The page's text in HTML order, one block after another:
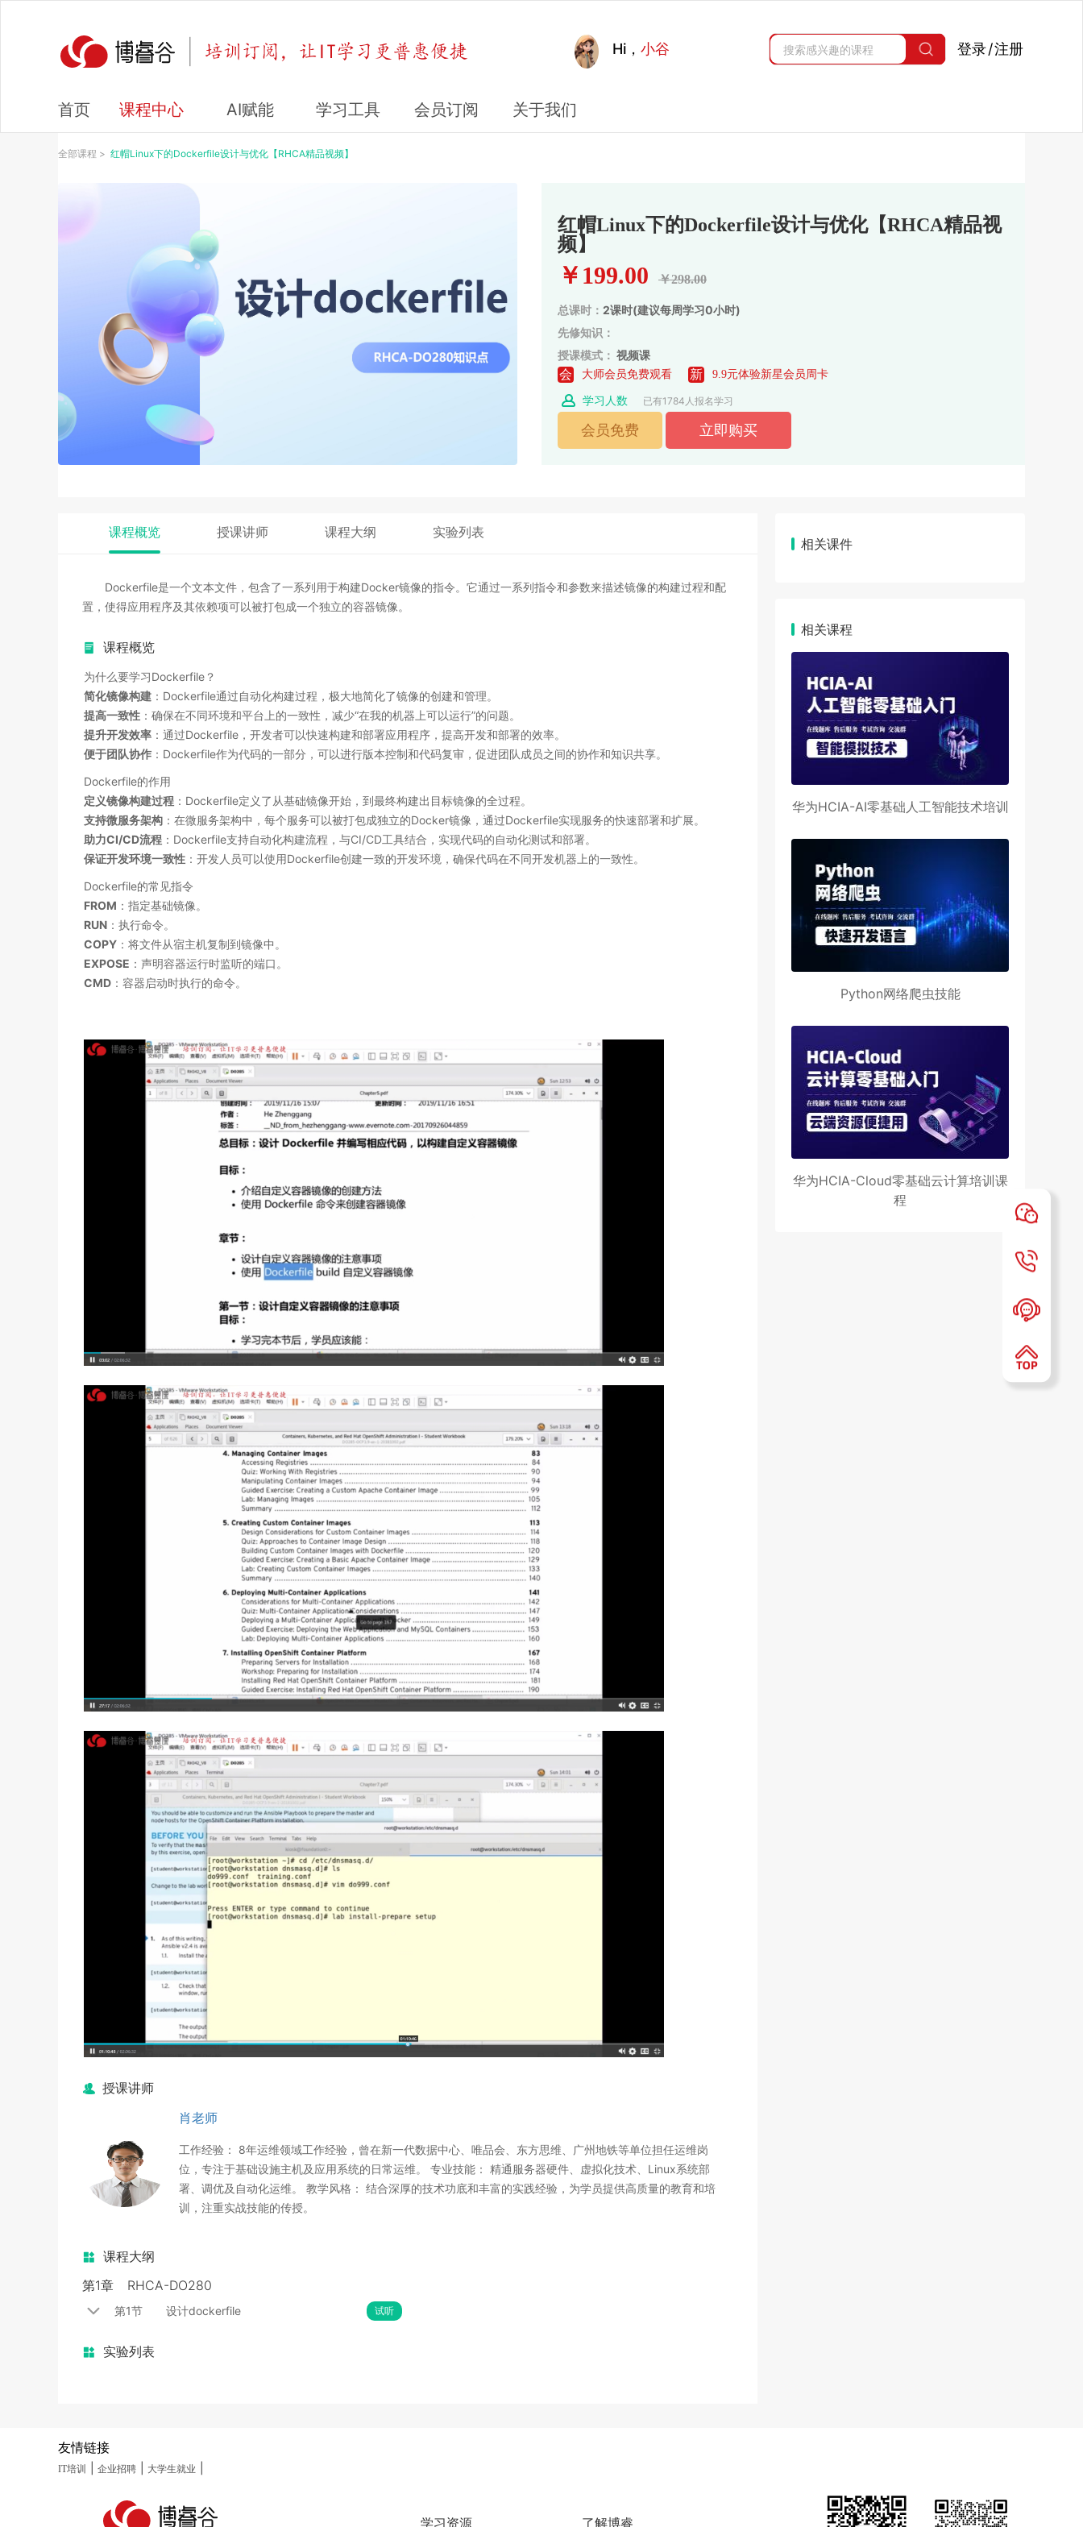
Hi， 小谷 登录/注册
首页 课程中心 AI赋能 学习工具 会员订阅 关于我们
全部课程 > 红帽Linux下的Dockerfile设计与优化【RHCA精品视频】
红帽Linux下的Dockerfile设计与优化【RHCA精品视
频】
￥199.00 ￥298.00
总课时： 2课时(建议每周学习0小时)
先修知识：
授课模式： 视频课
会
大师会员免费观看 新 9.9元体验新星会员周卡
学习人数 已有1784人报名学习
课程概览 授课讲师 课程大纲 实验列表
Dockerfile是一个文本文件，包含了一系列用于构建Docker镜像的指令。它通过一系列指令和参数来描述镜像的构建过程和配
置，使得应用程序及其依赖项可以被打包成一个独立的容器镜像。
课程概览
为什么要学习Dockerfile？
简化镜像构建 ：Dockerfile通过自动化构建过程，极大地简化了镜像的创建和管理。
提高一致性 ：确保在不同环境和平台上的一致性，减少“在我的机器上可以运行”的问题。
提升开发效率 ：通过Dockerfile，开发者可以快速构建和部署应用程序，提高开发和部署的效率。
便于团队协作 ：Dockerfile作为代码的一部分，可以进行版本控制和代码复审，促进团队成员之间的协作和知识共享。
Dockerfile的作用
定义镜像构建过程 ：Dockerfile定义了从基础镜像开始，到最终构建出目标镜像的全过程。
支持微服务架构 ：在微服务架构中，每个服务可以被打包成独立的Docker镜像，通过Dockerfile实现服务的快速部署和扩展。
助力CI/CD流程 ：Dockerfile支持自动化构建流程，与CI/CD工具结合，实现代码的自动化测试和部署。
保证开发环境一致性 ：开发人员可以使用Dockerfile创建一致的开发环境，确保代码在不同开发机器上的一致性。
Dockerfile的常见指令
FROM ：指定基础镜像。
RUN ：执行命令。
COPY ：将文件从宿主机复制到镜像中 。
EXPOSE ：声明容器运行时监听的端口 。
CMD ：容器启动时执行的命令。
授课讲师
肖老师
工作经验： 8年运维领域工作经验，曾在新一代数据中心、唯品会、东方思维、广州地铁等单位担任运维岗
位，专注于基础设施主机及应用系统的日常运维。 专业技能： 精通服务器硬件、虚拟化技术、Linux系统部
署、调优及自动化运维。 教学风格： 结合深厚的技术功底和丰富的实践经验，为学员提供高质量的教育和培
训，注重实战技能的传授。
课程大纲
第1章
RHCA-DO280
第1节 设计dockerfile 试听
实验列表
相关课件
相关课程
华为HCIA-AI零基础人工智能技术培训
Python网络爬虫技能
华为HCIA-Cloud零基础云计算培训课
程
友情链接
IT培训 企业招聘 大学生就业
学习资源 了解博睿